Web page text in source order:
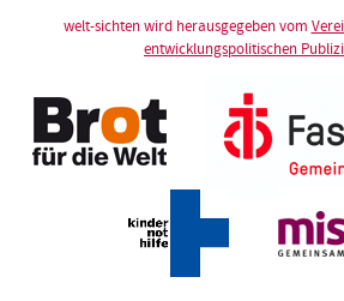
welt-sichten wird herausgegeben vom
entwicklungspolitischen